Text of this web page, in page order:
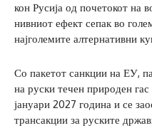
кон Русија од почетокот на
нивниот ефект сепак во
најголемите алтернативни
Со пакетот санкции на ЕУ,
на руски течен природен
јануари 2027 година и се
трансакции за руските